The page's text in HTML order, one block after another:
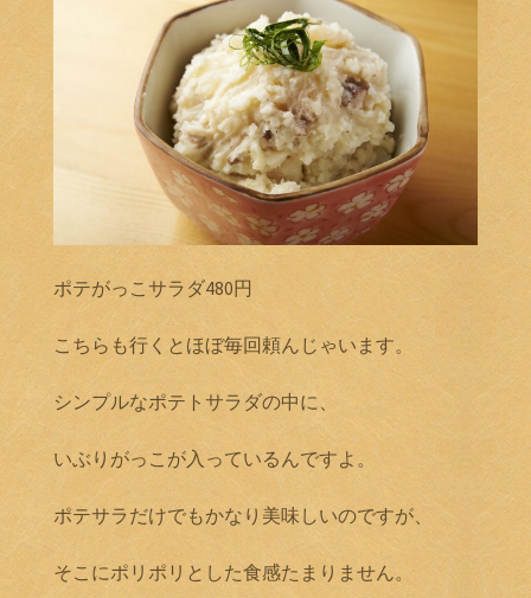
ポテがっこサラダ480円
こちらも行くとほぼ毎回頼んじゃいます。
シンプルなポテトサラダの中に、
いぶりがっこが入っているんですよ。
ポテサラだけでもかなり美味しいのですが、
そこにポリポリとした食感たまりません。